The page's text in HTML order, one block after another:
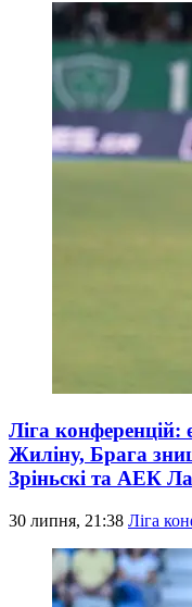
Ліга
Жиліну, Брага
Зріньскі та АЕК
30 липня, 21:38 Ліга